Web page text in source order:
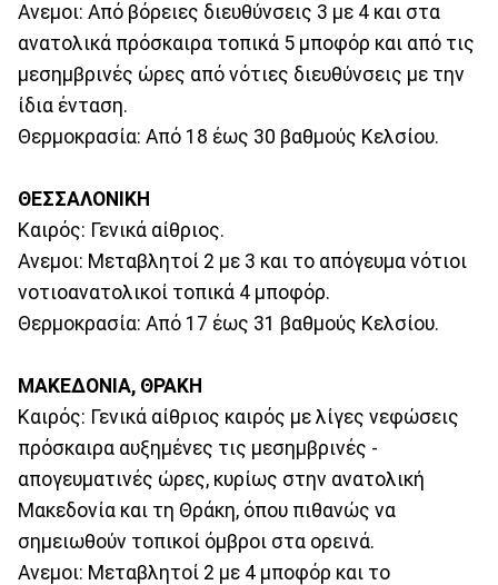
Ανεμοι: Από βόρειες διευθύνσεις 3 με 4 και στα
ανατολικά πρόσκαιρα τοπικά 5 μποφόρ και από τις
μεσημβρινές ώρες από νότιες διευθύνσεις με την
ίδια ένταση.
Θερμοκρασία: Από 18 έως 30 βαθμούς Κελσίου.
ΘΕΣΣΑΛΟΝΙΚΗ
Καιρός: Γενικά αίθριος.
Ανεμοι: Μεταβλητοί 2 με 3 και το απόγευμα νότιοι
νοτιοανατολικοί τοπικά 4 μποφόρ.
Θερμοκρασία: Από 17 έως 31 βαθμούς Κελσίου.
ΜΑΚΕΔΟΝΙΑ, ΘΡΑΚΗ
Καιρός: Γενικά αίθριος καιρός με λίγες νεφώσεις
πρόσκαιρα αυξημένες τις μεσημβρινές -
απογευματινές ώρες, κυρίως στην ανατολική
Μακεδονία και τη Θράκη, όπου πιθανώς να
σημειωθούν τοπικοί όμβροι στα ορεινά.
Ανεμοι: Μεταβλητοί 2 με 4 μποφόρ και το